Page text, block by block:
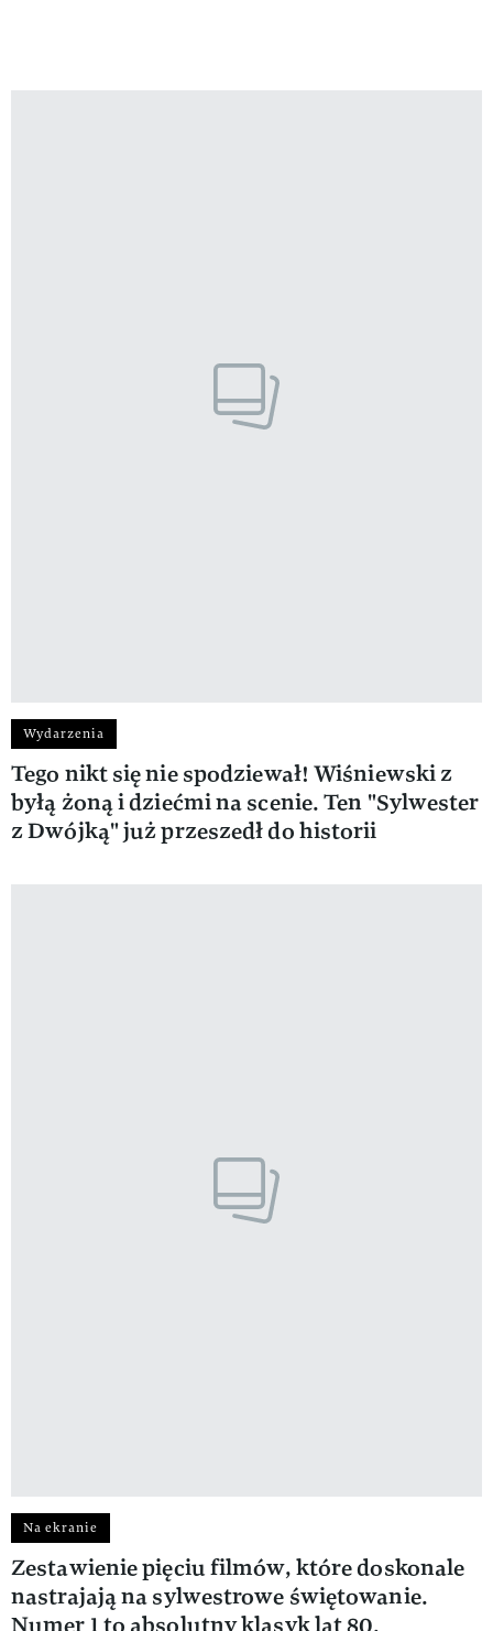
Wydarzenia
Tego nikt się nie spodziewał! Wiśniewski z
byłą żoną i dziećmi na scenie. Ten "Sylwester
z Dwójką" już przeszedł do historii
Na ekranie
Zestawienie pięciu filmów, które doskonale
nastrajają na sylwestrowe świętowanie.
Numer 1 to absolutny klasyk lat 80.